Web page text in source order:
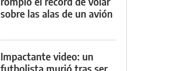
sobre las alas de un avión
Impactante video: un
futbolista murió tras ser